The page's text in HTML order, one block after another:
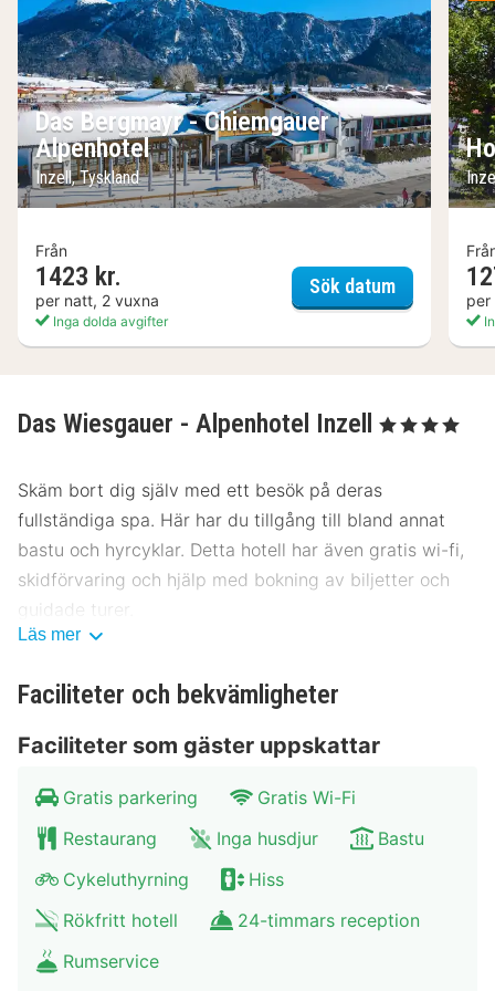
Das Bergmayr - Chiemgauer
Alpenhotel
Inzell, Tyskland
Från
1423 kr.
per natt, 2 vuxna
Inga dolda avgifter
Sök datumDas
per
Das Wiesgauer - Alpenhotel Inzell , 4 Stjärnor
Skäm bort dig själv med ett besök på deras
fullständiga spa. Här har du tillgång till bland annat
bastu och hyrcyklar. Detta hotell har även gratis wi-fi,
skidförvaring och hjälp med bokning av biljetter och
guidade turer.
Wiesgauer Alm, som specialiserar sig på lokala rätter,
eller bara lata dig på rummet med deras rumsservice.
Avsluta dagen med en drink på boendets bar.
Hotelstars Union tilldelar officiella stjärnklassificeringar
för boenden i Tyskland. Detta boende har klassificerats
som 4 stars.
Gäster har tillgång till bland annat business-service,
flerspråkig personal och bagageförvaring. På detta
Läs mer
Faciliteter och bekvämligheter
Faciliteter som gäster uppskattar
Gratis parkering
Gratis Wi-Fi
Restaurang
Inga husdjur
Bastu
Cykeluthyrning
Hiss
Rökfritt hotell
24-timmars reception
Rumservice